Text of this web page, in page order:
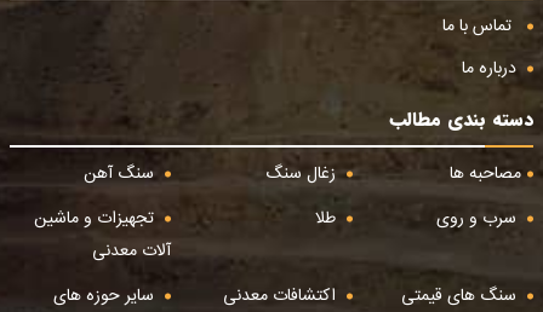
تماس با ما
درباره ما
دسته بندی مطالب
مصاحبه ها
زغال سنگ
سنگ آهن
سرب و روی
طلا
تجهیزات و ماشین
آلات معدنی
سنگ های قیمتی
اکتشافات معدنی سایر حوزه های